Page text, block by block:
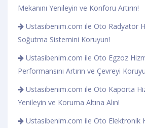
Mekanını Yenileyin ve Konforu Artırın!
Ustasibenim.com ile Oto Radyatör
Soğutma Sistemini Koruyun!
Ustasibenim.com ile Oto Egzoz
Performansını Artırın ve Çevreyi
Ustasibenim.com ile Oto Kaporta
Yenileyin ve Koruma Altına Alın!
Ustasibenim.com ile Oto Elektronik